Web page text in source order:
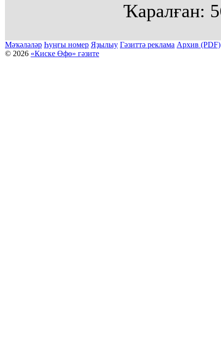
Ҡаралған:
Мәҡәләләр Һуңғы номер Яҙылыу Гәзиттә реклама Архив (PDF)
© 2026 «Киске Өфө» гәзите